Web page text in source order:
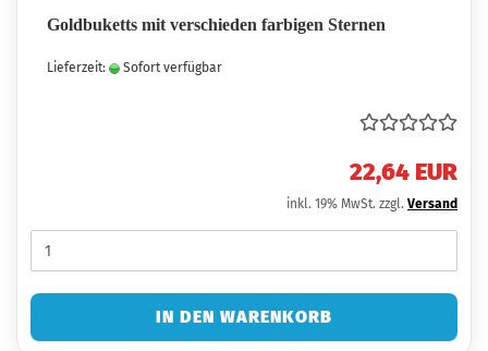
Goldbuketts mit verschieden farbigen Sternen
Lieferzeit: Sofort verfügbar
22,64 EUR
inkl. 19% MwSt. zzgl. Versand
IN DEN WARENKORB